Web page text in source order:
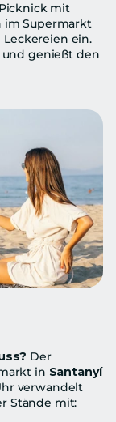
mit
im Supermarkt
Leckereien ein.
und genießt den
Der
in Santanyí
verwandelt
Stände mit: